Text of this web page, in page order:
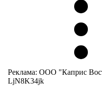
Реклама: ООО "Каприс
LjN8K34jk